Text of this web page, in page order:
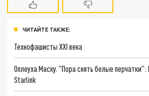
ЧИТАЙТЕ ТАКЖЕ:
Технофашисты XXI века
Оплеуха Маску. "Пора снять белые перчатки":
Starlink